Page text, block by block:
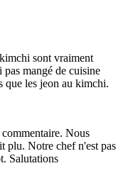
sont vraiment
mangé de cuisine
que les jeon au kimchi.
Nous
plu. Notre chef n'est pas
Salutations